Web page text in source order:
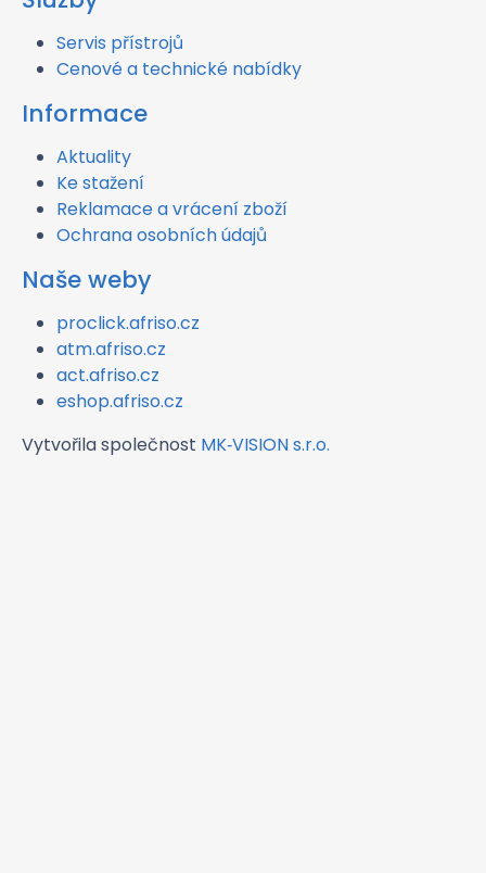
Servis přístrojů
Cenové a technické nabídky
Informace
Aktuality
Ke stažení
Reklamace a vrácení zboží
Ochrana osobních údajů
Naše weby
proclick.afriso.cz
atm.afriso.cz
act.afriso.cz
eshop.afriso.cz
Vytvořila společnost MK‑VISION s.r.o.